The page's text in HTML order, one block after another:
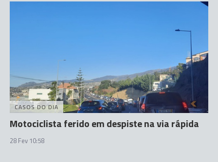
CASOS DO DIA
Motociclista ferido em despiste na via rápida
28 Fev 10:58